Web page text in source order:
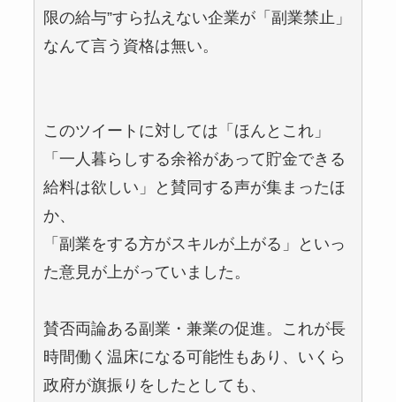
限の給与”すら払えない企業が「副業禁止」
なんて言う資格は無い。
このツイートに対しては「ほんとこれ」
「一人暮らしする余裕があって貯金できる
給料は欲しい」と賛同する声が集まったほ
か、
「副業をする方がスキルが上がる」といっ
た意見が上がっていました。
賛否両論ある副業・兼業の促進。これが長
時間働く温床になる可能性もあり、いくら
政府が旗振りをしたとしても、